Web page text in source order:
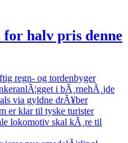
halv pris denne
regn- og tordenbyger
i bÃ¸rnehÃ¸jde
via gyldne drÃ¥ber
er klar til tyske turister
lokomotiv skal kÃ¸re til